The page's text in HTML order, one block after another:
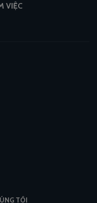
VIỆC
TÔI